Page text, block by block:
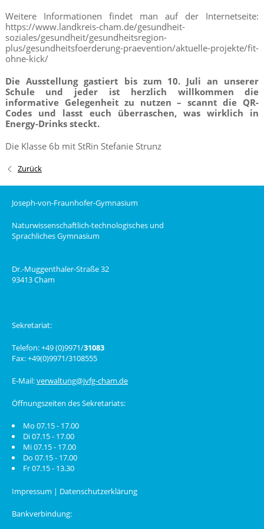
Weitere Informationen findet man auf der Internetseite:
https://www.landkreis-cham.de/gesundheit-
soziales/gesundheit/gesundheitsregion-
plus/gesundheitsfoerderung-praevention/aktuelle-projekte/fit-
ohne-kick/
Die Ausstellung gastiert bis zum 10. Juli an unserer
Schule und jeder ist herzlich willkommen die
informative Gelegenheit zu nutzen – scannt die QR-
Codes und lasst euch überraschen, was wirklich in
Energy-Drinks steckt.
Die Klasse 6b mit StRin Stefanie Strunz
Zurück
Joseph-von-Fraunhofer-Gymnasium
Naturwissenschaftlich-technologisches und
Sprachliches Gymnasium
Dr.-Muggenthaler-Straße 32
93413 Cham
Sekretariat:
Telefon: +49 (0)9971/31083
Fax: +49(0)9971/3108555
E-Mail:verwaltung@jvfg-cham.de
Öffnungszeiten des Sekretariats:
Mo 07.15 - 17.00
Di 07.15 - 17.00
Mi 07.15 - 17.00
Do 07.15 - 17.00
Fr 07.15 - 13.30
Impressum | Datenschutzerklärung
Bankverbindung: